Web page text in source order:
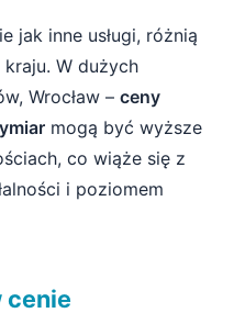
jak inne usługi, różnią
W dużych
Wrocław – ceny
mogą być wyższe
co wiąże się z
i poziomem
cenie